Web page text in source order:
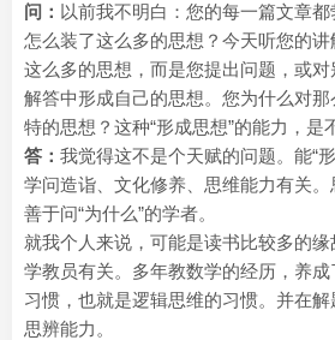
问： 以前我不明白：您的每一篇文章
怎么装了这么多的思想？今天听您的
这么多的思想，而是您提出问题，或
解答中形成自己的思想。您为什么对
特的思想？这种“形成思想”的能力，是
答： 我觉得这不是个天赋的问题。能“
学问造诣、文化修养、思维能力有关
善于问“为什么”的学者。
就我个人来说，可能是读书比较多的
学教员有关。多年教数学的经历，养
习惯，也就是逻辑思维的习惯。并在
思辨能力。